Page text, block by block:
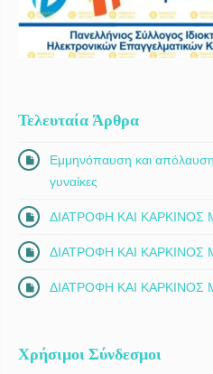
Τελευταία Άρθρα
Εμμηνόπαυση και απόλαυση
γυναίκες
ΔΙΑΤΡΟΦΗ ΚΑΙ ΚΑΡΚΙΝΟΣ
ΔΙΑΤΡΟΦΗ ΚΑΙ ΚΑΡΚΙΝΟΣ
ΔΙΑΤΡΟΦΗ ΚΑΙ ΚΑΡΚΙΝΟΣ
Χρήσιμοι Σύνδεσμοι